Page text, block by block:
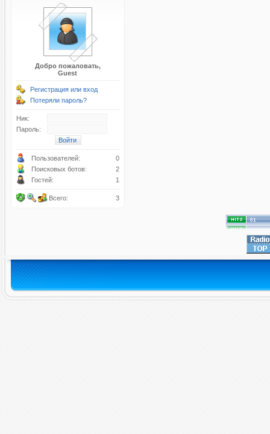
Добро пожаловать,
Guest
Регистрация или вход
Потеряли пароль?
Ник:
Пароль:
Пользователей:
0
Поисковых ботов:
2
Гостей:
1
Всего: 3